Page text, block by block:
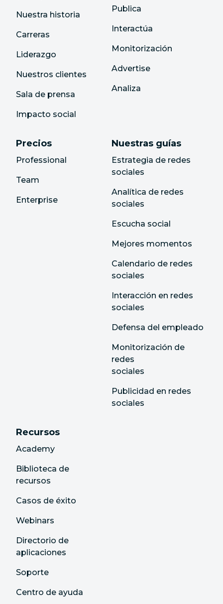
Nuestra historia
Carreras
Liderazgo
Nuestros clientes
Sala de prensa
Impacto social
Publica
Interactúa
Monitorización
Advertise
Analiza
Precios
Professional
Team
Enterprise
Nuestras guías
Estrategia de redes
sociales
Analítica de redes
sociales
Escucha social
Mejores momentos
Calendario de redes
sociales
Interacción en redes
sociales
Defensa del empleado
Monitorización de
redes
sociales
Publicidad en redes
sociales
Recursos
Academy
Biblioteca de
recursos
Casos de éxito
Webinars
Directorio de
aplicaciones
Soporte
Centro de ayuda